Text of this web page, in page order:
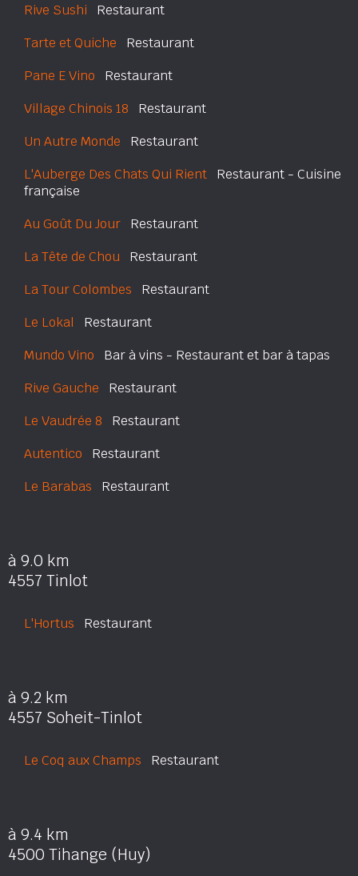
Rive Sushi Restaurant
Tarte et Quiche Restaurant
Pane E Vino Restaurant
Village Chinois 18 Restaurant
Un Autre Monde Restaurant
L'Auberge Des Chats Qui Rient Restaurant - Cuisine
française
Au Goût Du Jour Restaurant
La Tête de Chou Restaurant
La Tour Colombes Restaurant
Le Lokal Restaurant
Mundo Vino Bar à vins - Restaurant et bar à tapas
Rive Gauche Restaurant
Le Vaudrée 8 Restaurant
Autentico Restaurant
Le Barabas Restaurant
à 9.0 km
4557 Tinlot
L'Hortus Restaurant
à 9.2 km
4557 Soheit-Tinlot
Le Coq aux Champs Restaurant
à 9.4 km
4500 Tihange (Huy)